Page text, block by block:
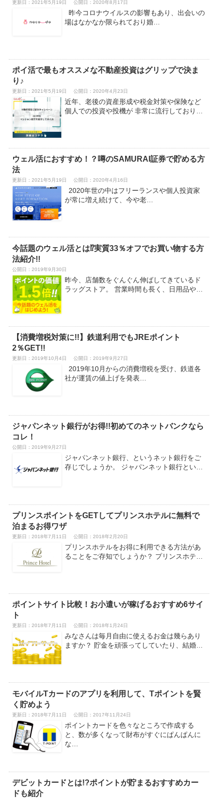
更新日：2021年5月19日 公開日：2020年8月17日
昨今コロナウイルスの影響もあり、出会いの
場はなかなか限られており婚…
ポイ活で最もオススメな不動産投資はグリップで決ま
り♪
更新日：2021年5月19日 公開日：2020年4月23日
近年、老後の資産形成や税金対策や保険など
個人での投資や投機が 非常に流行しており…
ウェル活におすすめ！？噂のSAMURAI証券で貯める方
法
更新日：2021年5月19日 公開日：2020年4月16日
2020年世の中はフリーランスや個人投資家
が常に増え続けて、今や老…
今話題のウェル活とは⁉実質33％オフでお買い物する方
法紹介!!
公開日： 2019年9月30日
昨今、店舗数をぐんぐん伸ばしてきているド
ラッグストア。 営業時間も長く、日用品や…
【消費増税対策に!!】鉄道利用でもJREポイント
2％GET!!
更新日：2019年10月4日 公開日：2019年9月27日
2019年10月からの消費増税を受け、鉄道各
社が運賃の値上げを発表…
ジャパンネット銀行がお得!!初めてのネットバンクなら
コレ！
公開日： 2019年9月27日
ジャパンネット銀行、というネット銀行をご
存じでしょうか。 ジャパンネット銀行とい…
プリンスポイントをGETしてプリンスホテルに無料で
泊まるお得ワザ
更新日：2018年7月11日 公開日：2018年2月20日
プリンスホテルをお得に利用できる方法があ
ることをご存知でしょうか？ プリンスホテ…
ポイントサイト比較！お小遣いが稼げるおすすめ6サイ
ト
更新日：2018年7月11日 公開日：2018年1月24日
みなさんは毎月自由に使えるお金は幾らあり
ますか？ 貯金を頑張ってしていたり、結婚…
モバイルTカードのアプリを利用して、Tポイントを賢
く貯めよう
更新日：2018年7月11日 公開日：2017年11月24日
ポイントカードを色々なところで作成する
と、数が多くなって財布がすぐにぱんぱんに
な…
デビットカードとは!?ポイントが貯まるおすすめカー
ドも紹介